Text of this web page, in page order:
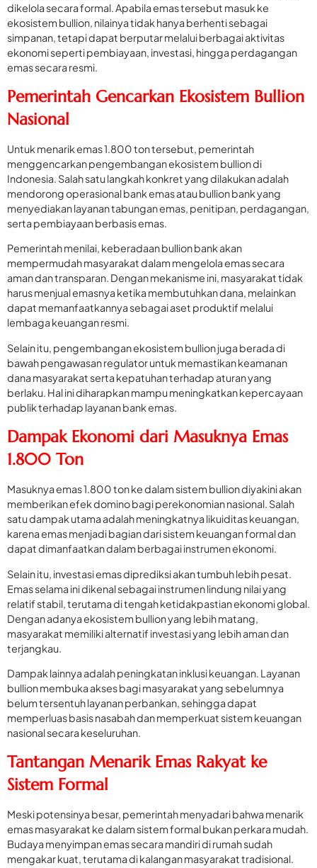
dikelola secara formal. Apabila emas tersebut masuk ke
ekosistem bullion, nilainya tidak hanya berhenti sebagai
simpanan, tetapi dapat berputar melalui berbagai aktivitas
ekonomi seperti pembiayaan, investasi, hingga perdagangan
emas secara resmi.
Pemerintah Gencarkan Ekosistem Bullion
Nasional
Untuk menarik emas 1.800 ton tersebut, pemerintah
menggencarkan pengembangan ekosistem bullion di
Indonesia. Salah satu langkah konkret yang dilakukan adalah
mendorong operasional bank emas atau bullion bank yang
menyediakan layanan tabungan emas, penitipan, perdagangan,
serta pembiayaan berbasis emas.
Pemerintah menilai, keberadaan bullion bank akan
mempermudah masyarakat dalam mengelola emas secara
aman dan transparan. Dengan mekanisme ini, masyarakat tidak
harus menjual emasnya ketika membutuhkan dana, melainkan
dapat memanfaatkannya sebagai aset produktif melalui
lembaga keuangan resmi.
Selain itu, pengembangan ekosistem bullion juga berada di
bawah pengawasan regulator untuk memastikan keamanan
dana masyarakat serta kepatuhan terhadap aturan yang
berlaku. Hal ini diharapkan mampu meningkatkan kepercayaan
publik terhadap layanan bank emas.
Dampak Ekonomi dari Masuknya Emas
1.800 Ton
Masuknya emas 1.800 ton ke dalam sistem bullion diyakini akan
memberikan efek domino bagi perekonomian nasional. Salah
satu dampak utama adalah meningkatnya likuiditas keuangan,
karena emas menjadi bagian dari sistem keuangan formal dan
dapat dimanfaatkan dalam berbagai instrumen ekonomi.
Selain itu, investasi emas diprediksi akan tumbuh lebih pesat.
Emas selama ini dikenal sebagai instrumen lindung nilai yang
relatif stabil, terutama di tengah ketidakpastian ekonomi global.
Dengan adanya ekosistem bullion yang lebih matang,
masyarakat memiliki alternatif investasi yang lebih aman dan
terjangkau.
Dampak lainnya adalah peningkatan inklusi keuangan. Layanan
bullion membuka akses bagi masyarakat yang sebelumnya
belum tersentuh layanan perbankan, sehingga dapat
memperluas basis nasabah dan memperkuat sistem keuangan
nasional secara keseluruhan.
Tantangan Menarik Emas Rakyat ke
Sistem Formal
Meski potensinya besar, pemerintah menyadari bahwa menarik
emas masyarakat ke dalam sistem formal bukan perkara mudah.
Budaya menyimpan emas secara mandiri di rumah sudah
mengakar kuat, terutama di kalangan masyarakat tradisional.